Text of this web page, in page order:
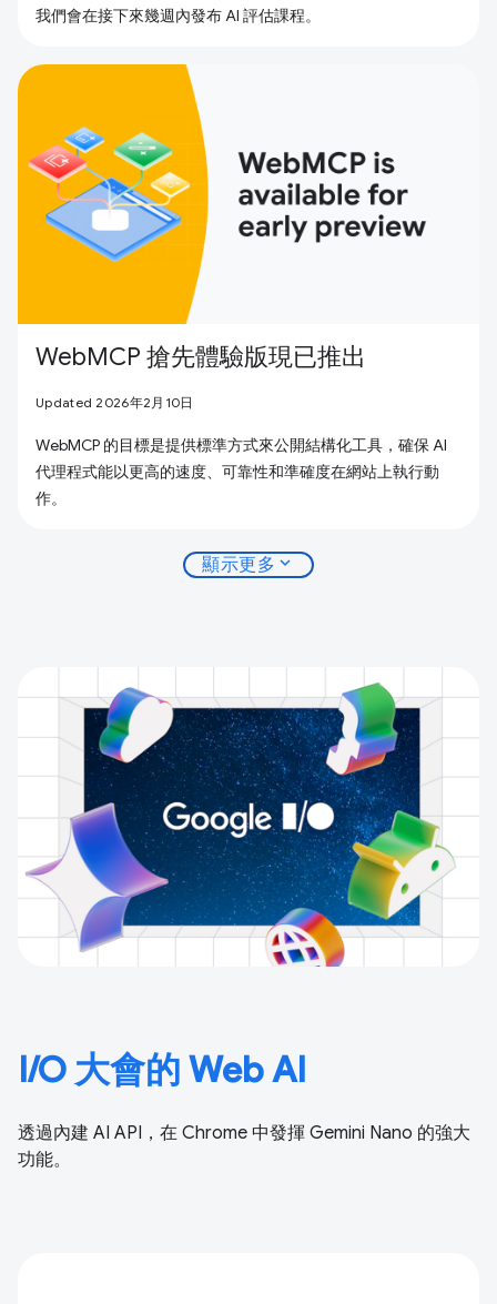
我們會在接下來幾週內發布 AI 評估課程。
WebMCP 搶先體驗版現已推出
Updated 2026年2月10日
WebMCP 的目標是提供標準方式來公開結構化工具，確保 AI
代理程式能以更高的速度、可靠性和準確度在網站上執行動
作。
顯示更多 expand_more
I/O 大會的 Web AI
透過內建 AI API，在 Chrome 中發揮 Gemini Nano 的強大
功能。